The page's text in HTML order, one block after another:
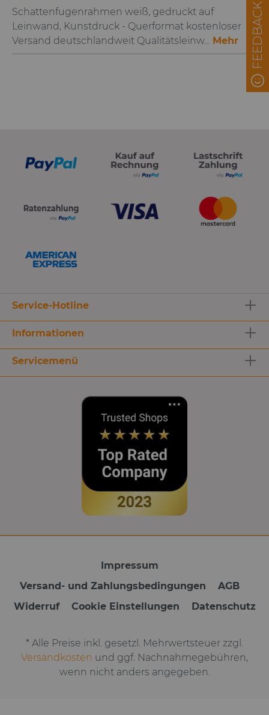
FEEDBACK
Schattenfugenrahmen weiß, gedruckt auf
Leinwand, Kunstdruck - Querformat kostenloser
Versand deutschlandweit Qualitätsleinw… Mehr
Service-Hotline
Informationen
Servicemenü
Impressum
Versand- und Zahlungsbedingungen
AGB
Widerruf
Cookie Einstellungen Datenschutz
* Alle Preise inkl. gesetzl. Mehrwertsteuer zzgl.
Versandkosten und ggf. Nachnahmegebühren,
wenn nicht anders angegeben.